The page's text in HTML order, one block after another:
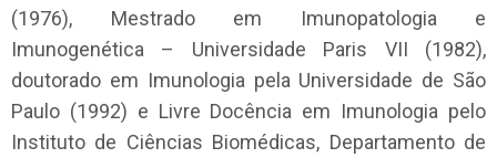
(1976), Mestrado em Imunopatologia e
Imunogenética – Universidade Paris VII (1982),
doutorado em Imunologia pela Universidade de São
Paulo (1992) e Livre Docência em Imunologia pelo
Instituto de Ciências Biomédicas, Departamento de